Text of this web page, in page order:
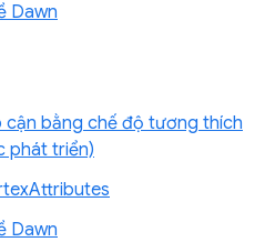
Dawn
cận bằng chế độ tương thích
phát triển)
Dawn